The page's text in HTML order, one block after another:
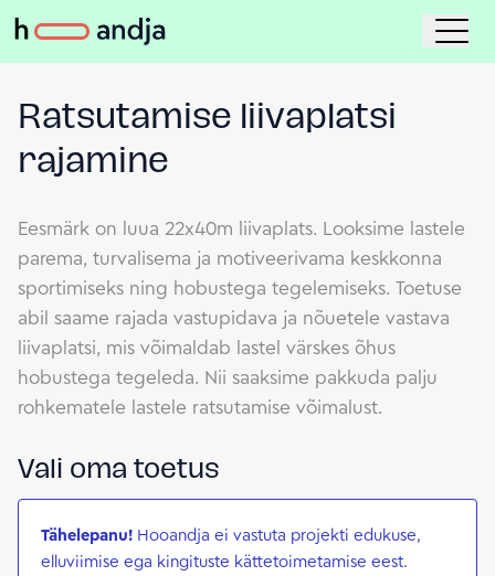
Ratsutamise liivaplatsi
rajamine
Eesmärk on luua 22x40m liivaplats. Looksime lastele
parema, turvalisema ja motiveerivama keskkonna
sportimiseks ning hobustega tegelemiseks. Toetuse
abil saame rajada vastupidava ja nõuetele vastava
liivaplatsi, mis võimaldab lastel värskes õhus
hobustega tegeleda. Nii saaksime pakkuda palju
rohkematele lastele ratsutamise võimalust.
Vali oma toetus
Tähelepanu! Hooandja ei vastuta projekti edukuse,
elluviimise ega kingituste kättetoimetamise eest.